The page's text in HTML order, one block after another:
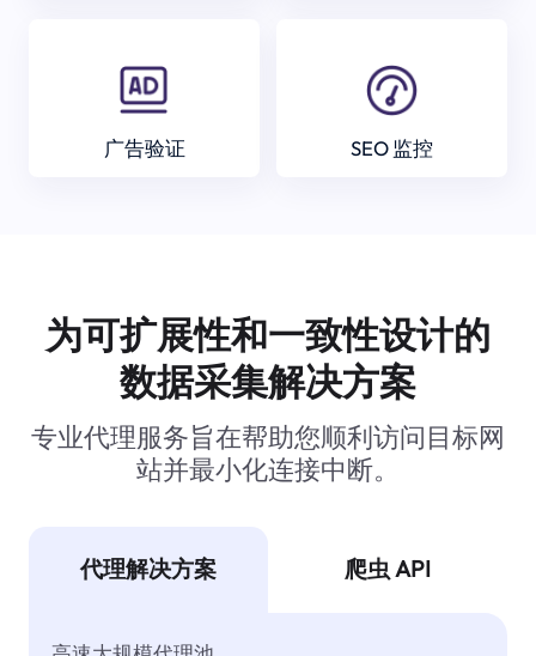
广告验证 SEO 监控
为可扩展性和一致性设计的
数据采集解决方案
专业代理服务旨在帮助您顺利访问目标网
站并最小化连接中断。
代理解决方案 爬虫 API